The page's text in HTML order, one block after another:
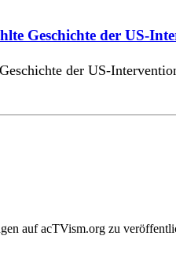
Geschichte der US-
der US-
auf acTVism.org zu